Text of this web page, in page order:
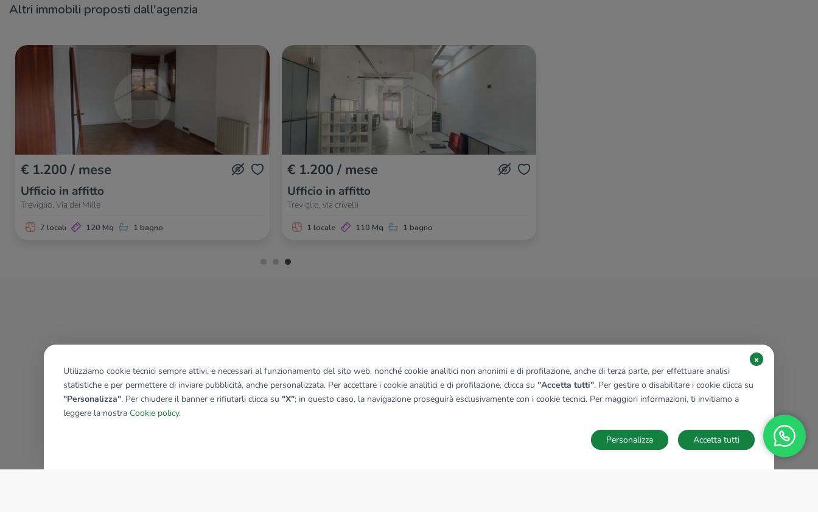
Altri immobili proposti dall'agenzia
€ 1.200 / mese
Ufficio in affitto
Treviglio, Via dei Mille
7 locali 120 Mq 1 bagno
€ 1.200 / mese
Ufficio in affitto
Treviglio, via crivelli
1 locale 110 Mq 1 bagno
Utilizziamo cookie tecnici sempre attivi, e necessari al funzionamento del sito web, nonché cookie analitici non anonimi e di profilazione, anche di terza parte, per effettuare analisi
statistiche e per permettere di inviare pubblicità, anche personalizzata. Per accettare i cookie analitici e di profilazione, clicca su "Accetta tutti". Per gestire o disabilitare i cookie clicca su
"Personalizza". Per chiudere il banner e rifiutarli clicca su "X"; in questo caso, la navigazione proseguirà esclusivamente con i cookie tecnici. Per maggiori informazioni, ti invitiamo a
leggere la nostra Cookie policy.
x
Accetta tutti
Personalizza